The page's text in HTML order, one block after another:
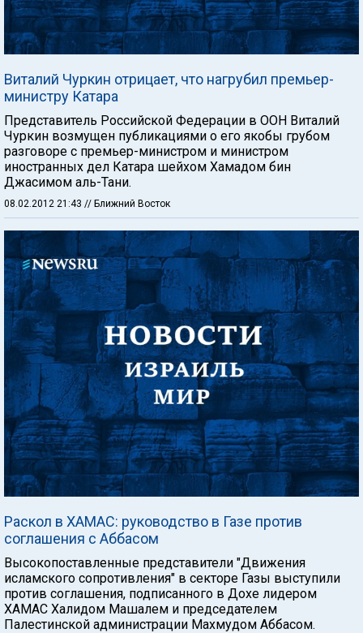
Виталий Чуркин отрицает, что нагрубил премьер-
министру Катара
Представитель Российской Федерации в ООН Виталий
Чуркин возмущен публикациями о его якобы грубом
разговоре с премьер-министром и министром
иностранных дел Катара шейхом Хамадом бин
Джасимом аль-Тани.
08.02.2012 21:43 // Ближний Восток
Раскол в ХАМАС: руководство в Газе против
соглашения с Аббасом
Высокопоставленные представители "Движения
исламского сопротивления" в секторе Газы выступили
против соглашения, подписанного в Дохе лидером
ХАМАС Халидом Машалем и председателем
Палестинской администрации Махмудом Аббасом.